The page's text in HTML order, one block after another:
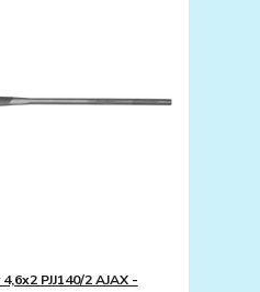
PJJ140/2 AJAX -